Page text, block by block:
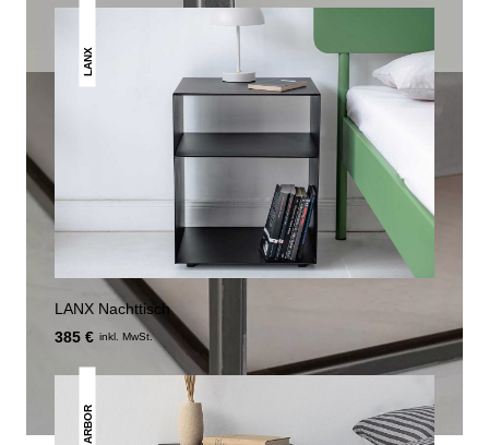
LANX
LANX Nachttisch
385 € inkl. MwSt.
ARBOR